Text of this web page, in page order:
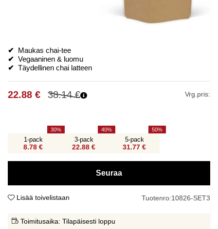
✔ Maukas chai-tee
✔ Vegaaninen & luomu
✔ Täydellinen chai latteen
38.14€
22.88 € Vrg.pris:
1-pack
8.78 €
30
3-pack
22.88 €
40
5-pack
31.77 €
50
Seuraa
Lisää toivelistaan Tuotenro:10826-SET3
Toimitusaika: Tilapäisesti loppu